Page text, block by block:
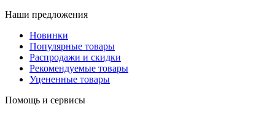
Наши предложения
Новинки
Популярные товары
Распродажи и скидки
Рекомендуемые товары
Уцененные товары
Помощь и сервисы